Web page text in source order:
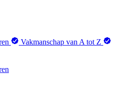
Vakmanschap van A tot Z